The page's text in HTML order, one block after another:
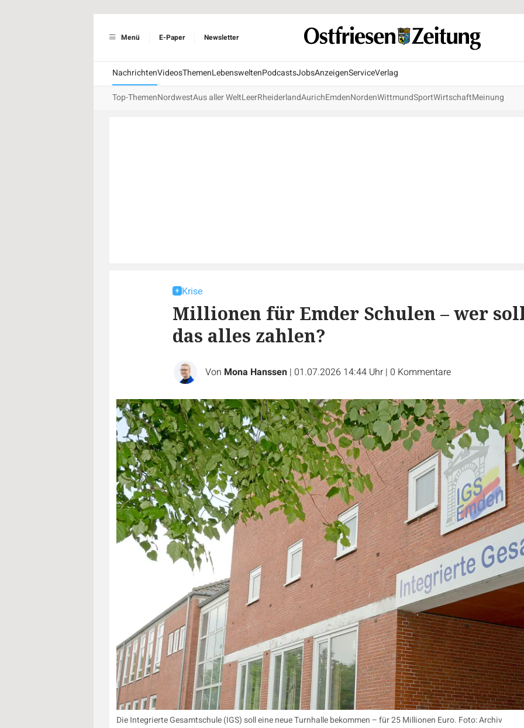
Menü E-Paper Newsletter
NachrichtenVideosThemenLebensweltenPodcastsJobsAnzeigenServiceVerlag
Top-ThemenNordwestAus aller WeltLeerRheiderlandAurichEmdenNordenWittmundSportWirtschaftMeinung
Krise
Millionen für Emder Schulen – wer
das alles zahlen?
Von Mona Hanssen | 01.07.2026 14:44 Uhr | 0 Kommentare
Die Integrierte Gesamtschule (IGS) soll eine neue Turnhalle bekommen – für 25 Millionen Euro. Foto: Archiv